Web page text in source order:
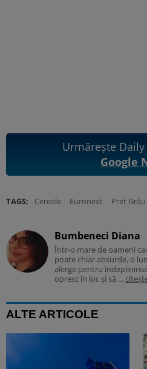
Urmărește
Google
TAGS: Cereale Euronext Preț Grâu
Bumbeneci Diana
Într-o mare de oameni
poate chiar absurde, o
alerge pentru
opresc în loc și să ...
ALTE ARTICOLE